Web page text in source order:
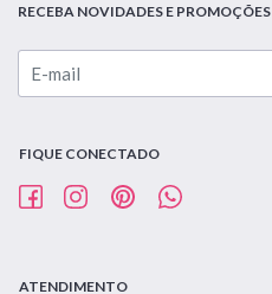
RECEBA NOVIDADES E PROMOÇÕES
FIQUE CONECTADO
ATENDIMENTO